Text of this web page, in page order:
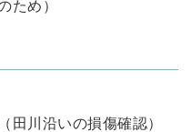
ため）
田川沿いの損傷確認）